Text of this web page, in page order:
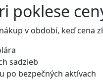
poklese
v období, keď cena
sadzieb
po bezpečných aktívach